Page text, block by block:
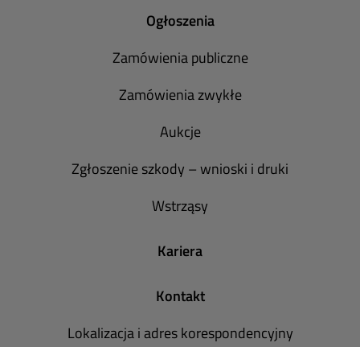
Ogłoszenia
Zamówienia publiczne
Zamówienia zwykłe
Aukcje
Zgłoszenie szkody – wnioski i druki
Wstrząsy
Kariera
Kontakt
Lokalizacja i adres korespondencyjny